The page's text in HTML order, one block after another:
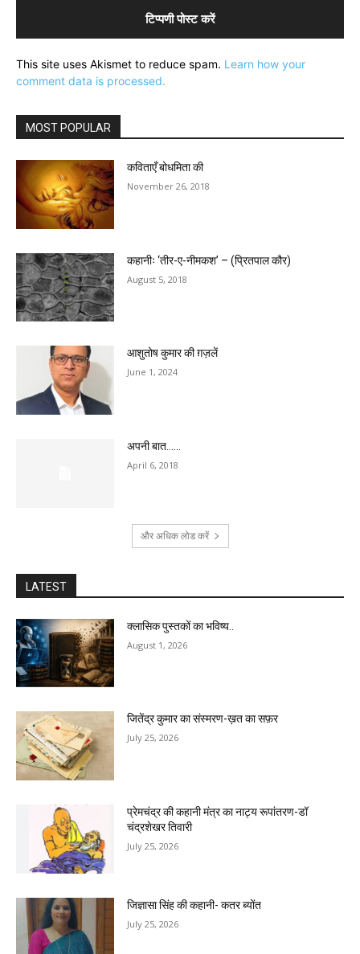
This site uses Akismet to reduce spam. Learn how your
comment data is processed.
MOST POPULAR
कविताएँ बोधमिता की
November 26, 2018
कहानीः ‘तीर-ए-नीमकश’ – (प्रितपाल कौर)
August 5, 2018
आशुतोष कुमार की ग़ज़लें
June 1, 2024
अपनी बात……
April 6, 2018
और अधिक लोड करें
LATEST
क्लासिक पुस्तकों का भविष्य..
August 1, 2026
जितेंद्र कुमार का संस्मरण-ख़त का सफ़र
July 25, 2026
प्रेमचंद्र की कहानी मंत्र का नाट्य रूपांतरण-डॉ
चंद्रशेखर तिवारी
July 25, 2026
जिज्ञासा सिंह की कहानी- कतर ब्योंत
July 25, 2026